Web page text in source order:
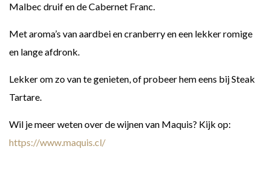
Malbec druif en de Cabernet Franc.
Met aroma’s van aardbei en cranberry en een lekker romige
en lange afdronk.
Lekker om zo van te genieten, of probeer hem eens bij Steak
Tartare.
Wil je meer weten over de wijnen van Maquis? Kijk op:
https://www.maquis.cl/